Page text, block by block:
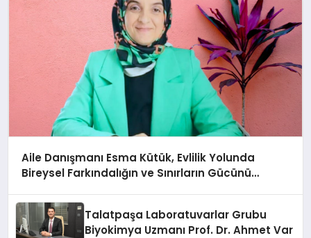
Aile Danışmanı Esma Kütük, Evlilik Yolunda
Bireysel Farkındalığın ve Sınırların Gücünü
Talatpaşa Laboratuvarlar Grubu
Biyokimya Uzmanı Prof. Dr. Ahmet Var